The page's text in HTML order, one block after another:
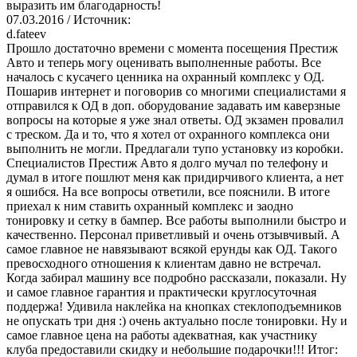
выразить им благодарность!
07.03.2016 / Источник:
d.fateev
Прошло достаточно времени с момента посещения Престиж
Авто и теперь могу оценивать выполненные работы. Все
началось с кусачего ценника на охранный комплекс у ОД.
Пошарив интернет и поговорив со многими специалистами я
отправился к ОД в доп. оборудование задавать им каверзные
вопросы на которые я уже знал ответы. ОД экзамен провалил
с треском. Да и то, что я хотел от охранного комплекса они
выполнить не могли. Предлагали тупо установку из коробки.
Специалистов Престиж Авто я долго мучал по телефону и
думал в итоге пошлют меня как придирчивого клиента, а нет
я ошибся. На все вопросы ответили, все пояснили. В итоге
приехал к ним ставить охранный комплекс и заодно
тонировку и сетку в бампер. Все работы выполнили быстро и
качественно. Персонал приветливый и очень отзывчивый. А
самое главное не навязывают всякой ерунды как ОД. Такого
превосходного отношения к клиентам давно не встречал.
Когда забирал машину все подробно рассказали, показали. Ну
и самое главное гарантия и практически круглосуточная
поддержа! Удивила наклейка на кнопках стеклоподъемников
не опускать три дня :) очень актуально после тонировки. Ну и
самое главное цена на работы адекватная, как участнику
клуба предоставили скидку и небольшие подарочки!!! Итог: